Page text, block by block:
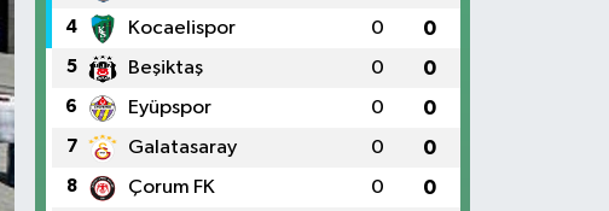
4 Kocaelispor 0 0
5 Beşiktaş 0 0
6 Eyüpspor 0 0
7 Galatasaray 0 0
8 Çorum FK 0 0